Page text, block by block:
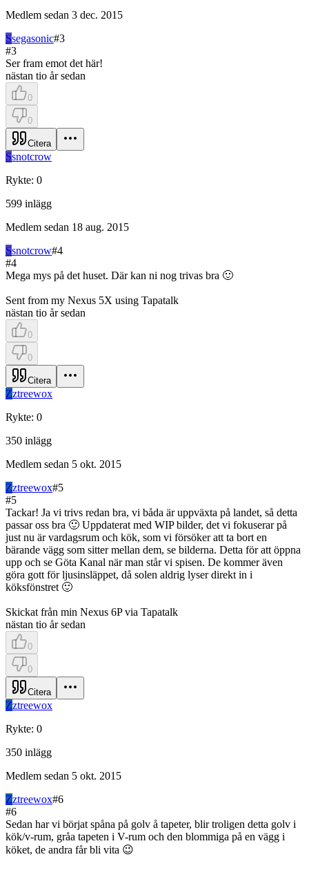
Medlem sedan 3 dec. 2015
Ssegasonic#3
#3
Ser fram emot det här!
nästan tio år sedan
0
0
Citera
Ssnotcrow
Rykte: 0
599 inlägg
Medlem sedan 18 aug. 2015
Ssnotcrow#4
#4
Mega mys på det huset. Där kan ni nog trivas bra 🙂
Sent from my Nexus 5X using Tapatalk
nästan tio år sedan
0
0
Citera
Zztreewox
Rykte: 0
350 inlägg
Medlem sedan 5 okt. 2015
Zztreewox#5
#5
Tackar! Ja vi trivs redan bra, vi båda är uppväxta på landet, så detta
passar oss bra 🙂 Uppdaterat med WIP bilder, det vi fokuserar på
just nu är vardagsrum och kök, som vi försöker att ta bort en
bärande vägg som sitter mellan dem, se bilderna. Detta för att öppna
upp och se Göta Kanal när man står vi spisen. De kommer även
göra gott för ljusinsläppet, då solen aldrig lyser direkt in i
köksfönstret 🙂
Skickat från min Nexus 6P via Tapatalk
nästan tio år sedan
0
0
Citera
Zztreewox
Rykte: 0
350 inlägg
Medlem sedan 5 okt. 2015
Zztreewox#6
#6
Sedan har vi börjat spåna på golv å tapeter, blir troligen detta golv i
kök/v-rum, gråa tapeten i V-rum och den blommiga på en vägg i
köket, de andra får bli vita 😉